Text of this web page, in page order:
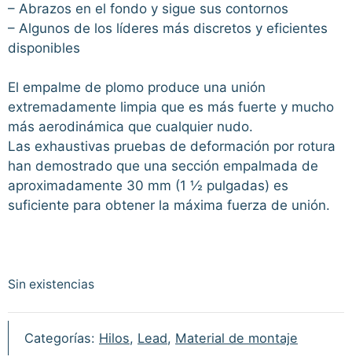
– Abrazos en el fondo y sigue sus contornos
– Algunos de los líderes más discretos y eficientes
disponibles
El empalme de plomo produce una unión
extremadamente limpia que es más fuerte y mucho
más aerodinámica que cualquier nudo.
Las exhaustivas pruebas de deformación por rotura
han demostrado que una sección empalmada de
aproximadamente 30 mm (1 ½ pulgadas) es
suficiente para obtener la máxima fuerza de unión.
Sin existencias
Categorías: Hilos, Lead, Material de montaje